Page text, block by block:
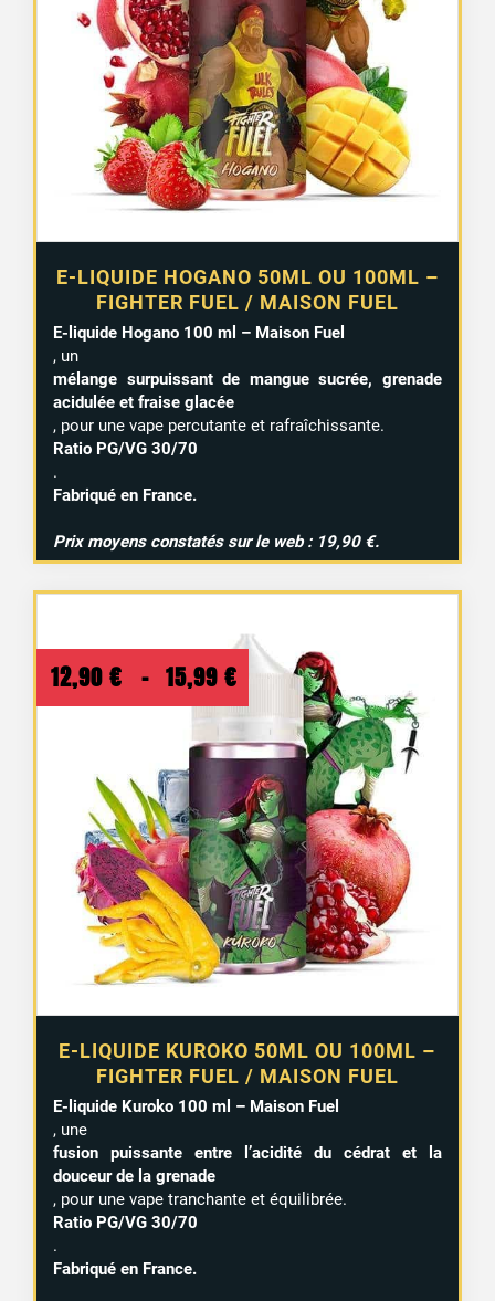
2 avis
E-LIQUIDE HOGANO 50ML OU 100ML –
FIGHTER FUEL / MAISON FUEL
12,90 €
à
15,99 €
E-liquide Hogano 100 ml – Maison Fuel
, un
mélange surpuissant de mangue sucrée, grenade
acidulée et fraise glacée
, pour une vape percutante et rafraîchissante.
Ratio PG/VG 30/70
.
Fabriqué en France.
Prix moyens constatés sur le web : 19,90 €.
E-LIQUIDE KUROKO 50ML OU 100ML –
FIGHTER FUEL / MAISON FUEL
12,90 € – 15,99 €
Plage
de
prix :
12,90 €
à
15,99 €
E-liquide Kuroko 100 ml – Maison Fuel
, une
fusion puissante entre l’acidité du cédrat et la
douceur de la grenade
, pour une vape tranchante et équilibrée.
Ratio PG/VG 30/70
.
Fabriqué en France.